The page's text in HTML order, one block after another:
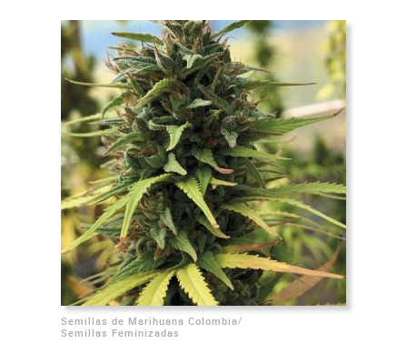
Semillas de Marihuana Colombia/
Semillas Feminizadas